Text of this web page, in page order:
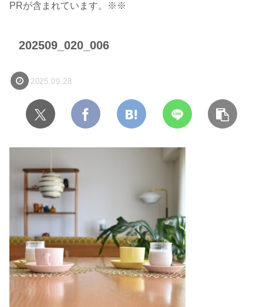
PRが含まれています。※※
202509_020_006
2025.09.28